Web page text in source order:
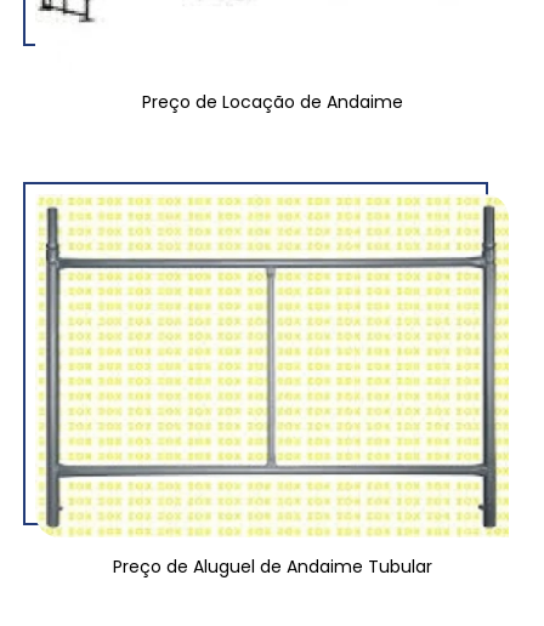
Preço de Locação de Andaime
Preço de Aluguel de Andaime Tubular